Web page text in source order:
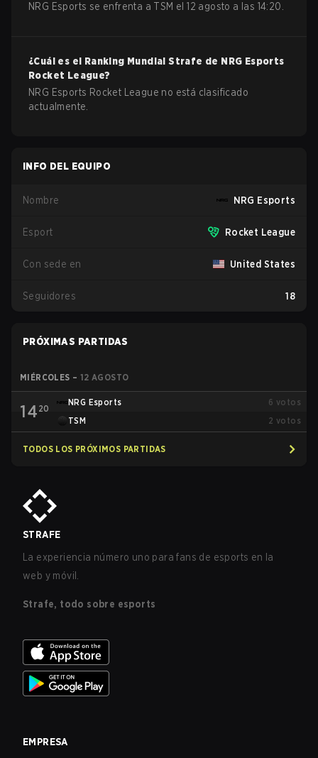
NRG Esports se enfrenta a TSM el 12 agosto a las 14:20.
¿Cuál es el Ranking Mundial Strafe de NRG Esports
Rocket League?
NRG Esports Rocket League no está clasificado
actualmente.
INFO DEL EQUIPO
Nombre NRG Esports
Esport Rocket League
Con sede en United States
Seguidores 18
PRÓXIMAS PARTIDAS
MIÉRCOLES – 12 AGOSTO
14 20
NRG Esports 6 votos
TSM
2 votos
TODOS LOS PRÓXIMOS PARTIDAS
STRAFE
La experiencia número uno para fans de esports en la
web y móvil.
Strafe, todo sobre esports
EMPRESA